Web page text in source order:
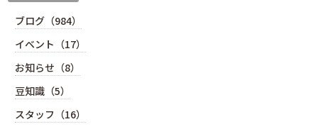
ブログ（984）
イベント（17）
お知らせ（8）
豆知識（5）
スタッフ（16）